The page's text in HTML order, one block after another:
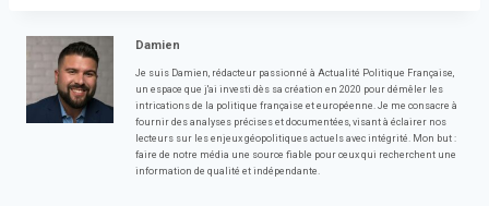
Damien
Je suis Damien, rédacteur passionné à Actualité Politique Française,
un espace que j'ai investi dès sa création en 2020 pour démêler les
intrications de la politique française et européenne. Je me consacre à
fournir des analyses précises et documentées, visant à éclairer nos
lecteurs sur les enjeux géopolitiques actuels avec intégrité. Mon but :
faire de notre média une source fiable pour ceux qui recherchent une
information de qualité et indépendante.